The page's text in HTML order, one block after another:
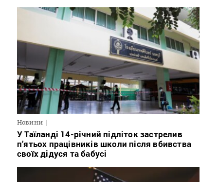
Новини
У Таїланді 14-річний підліток застрелив
п’ятьох працівників школи після вбивства
своїх дідуся та бабусі